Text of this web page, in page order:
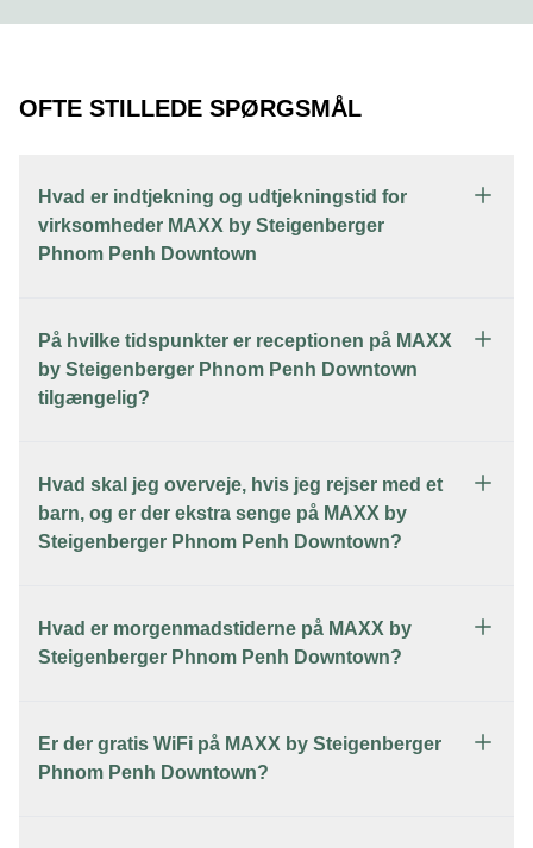
OFTE STILLEDE SPØRGSMÅL
Hvad er indtjekning og udtjekningstid for
virksomheder MAXX by Steigenberger
Phnom Penh Downtown
På hvilke tidspunkter er receptionen på MAXX
by Steigenberger Phnom Penh Downtown
tilgængelig?
Hvad skal jeg overveje, hvis jeg rejser med et
barn, og er der ekstra senge på MAXX by
Steigenberger Phnom Penh Downtown?
Hvad er morgenmadstiderne på MAXX by
Steigenberger Phnom Penh Downtown?
Er der gratis WiFi på MAXX by Steigenberger
Phnom Penh Downtown?